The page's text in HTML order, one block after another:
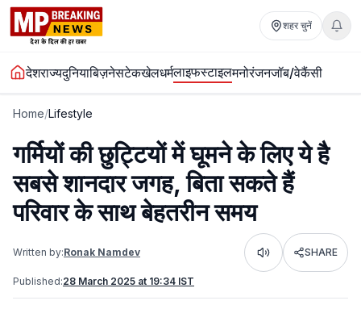
शहर चुनें
देशराज्यदुनियाबिज़नेसटेकखेलधर्मलाइफस्टाइलमनोरंजनजॉब/वेकैंसी
Home/Lifestyle
गर्मियों की छुट्टियों में घूमने के लिए ये है
सबसे शानदार जगह, बिता सकते हैं
परिवार के साथ बेहतरीन समय
Written by:Ronak Namdev Listen SHARE
Published:28 March 2025 at 19:34 IST